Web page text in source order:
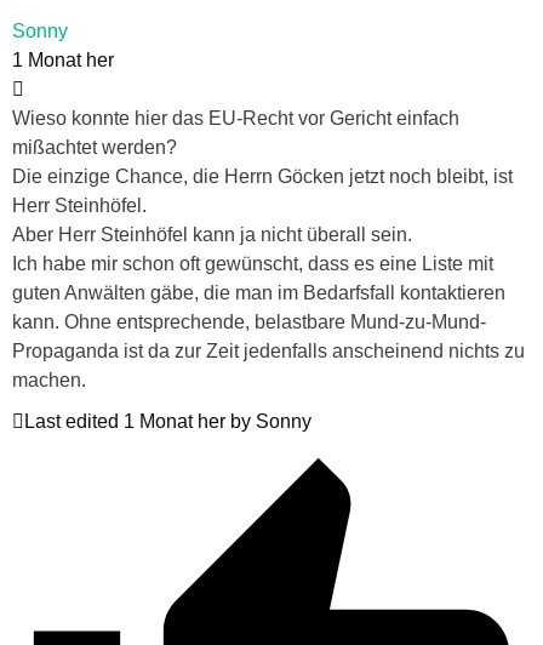
Sonny
1 Monat her
Wieso konnte hier das EU-Recht vor Gericht einfach
mißachtet werden?
Die einzige Chance, die Herrn Göcken jetzt noch bleibt, ist
Herr Steinhöfel.
Aber Herr Steinhöfel kann ja nicht überall sein.
Ich habe mir schon oft gewünscht, dass es eine Liste mit
guten Anwälten gäbe, die man im Bedarfsfall kontaktieren
kann. Ohne entsprechende, belastbare Mund-zu-Mund-
Propaganda ist da zur Zeit jedenfalls anscheinend nichts zu
machen.
Last edited 1 Monat her by Sonny